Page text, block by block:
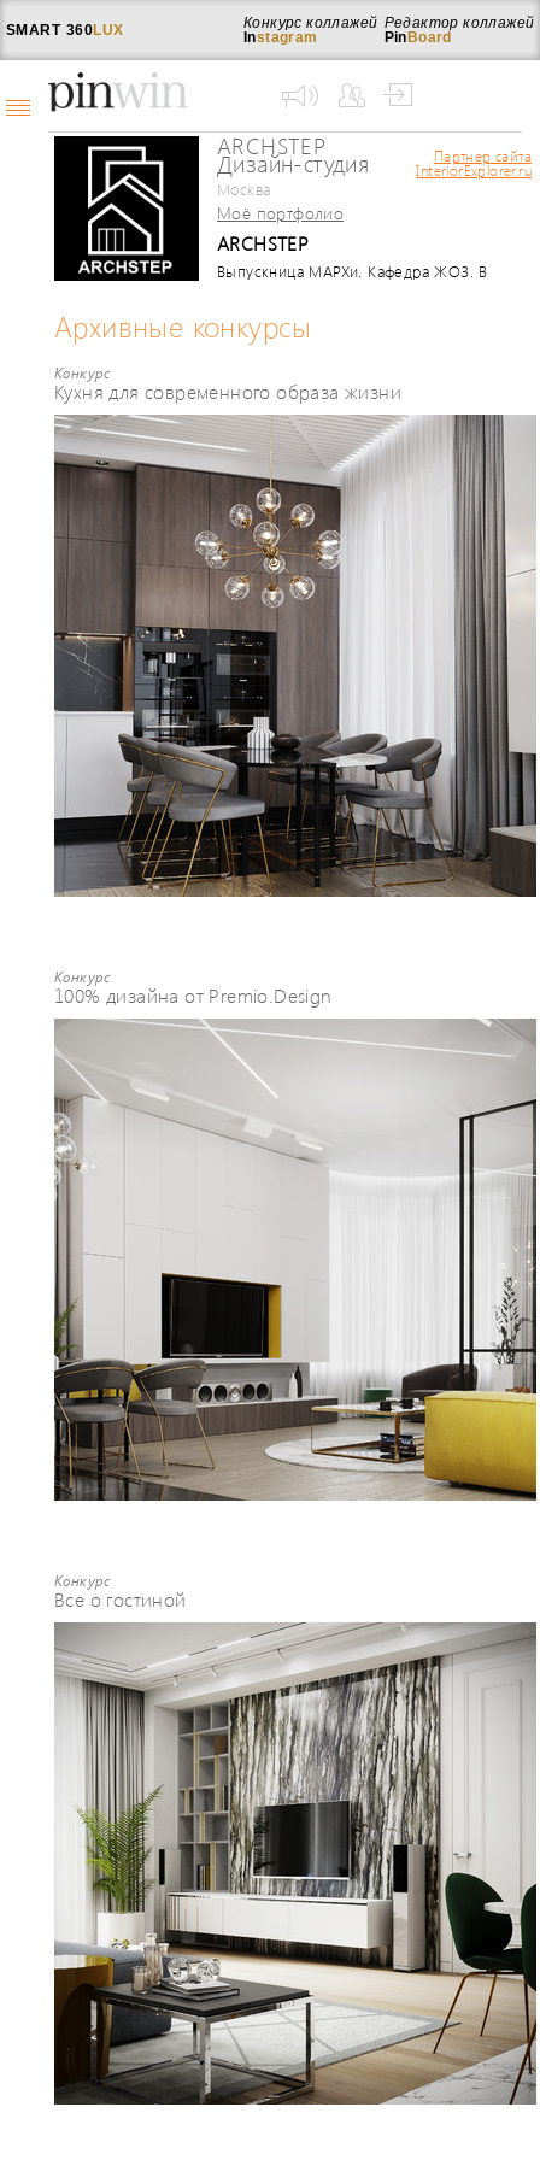
SMART 360LUX
Редактор коллажей
Pin Board
Конкурс коллажей
Instagram
ARCHSTEP
Дизайн-студия
Москва
Моё портфолио
Партнер сайта
InteriorExplorer.ru
ARCHSTEP
Выпускница МАРХи. Кафедра ЖОЗ. В
ведущих архитектурных бюро в
под собственным брендом. В
настоящее время работы производятся
в трех направлениях: архитектура,
дизайн интерьера, ландшафт.
Архивные конкурсы
Конкурс
Кухня для современного образа жизни
Конкурс
100% дизайна от Premio.Design
Конкурс
Все о гостиной